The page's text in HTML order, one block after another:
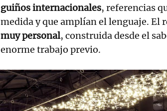
guiños internacionales, referencias
medida y que amplían el lenguaje. El
muy personal, construida desde el
enorme trabajo previo.